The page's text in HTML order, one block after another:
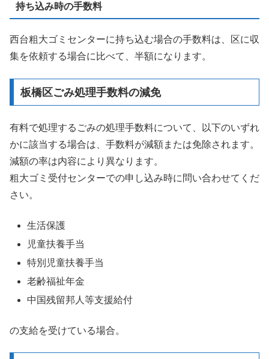
持ち込み時の手数料
西台粗大ゴミセンターに持ち込む場合の手数料は、区に収
集を依頼する場合に比べて、半額になります。
板橋区ごみ処理手数料の減免
有料で処理するごみの処理手数料について、以下のいずれ
かに該当する場合は、手数料が減額または免除されます。
減額の率は内容により異なります。
粗大ゴミ受付センターでの申し込み時に問い合わせてくだ
さい。
生活保護
児童扶養手当
特別児童扶養手当
老齢福祉年金
中国残留邦人等支援給付
の支給を受けている場合。